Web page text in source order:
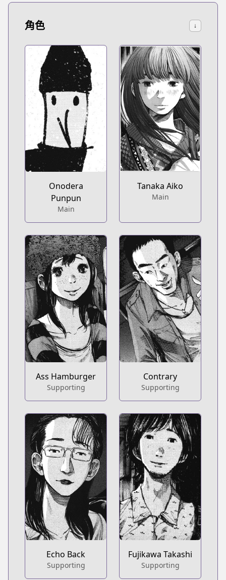
角色 ↓
Onodera
Punpun
Main
Tanaka Aiko
Main
Ass Hamburger
Supporting
Contrary
Supporting
Echo Back
Supporting
Fujikawa Takashi
Supporting